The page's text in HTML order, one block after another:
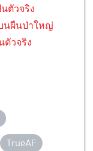
ตัวจริง
นผืนป่าใหญ่
ตัวจริง
TrueAF